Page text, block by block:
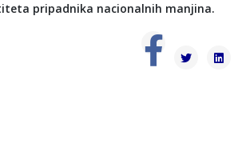
pripadnika nacionalnih manjina.